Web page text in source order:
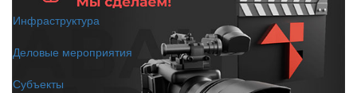
Инфраструктура
Деловые мероприятия
Субъекты